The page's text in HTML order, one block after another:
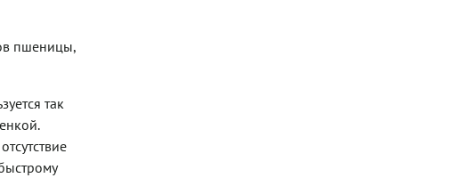
пшеницы,
так